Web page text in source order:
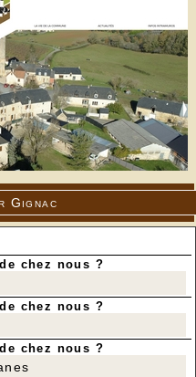
Gignac
chez nous ?
chez nous ?
chez nous ?